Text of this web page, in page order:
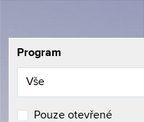
Program
Pouze otevřené